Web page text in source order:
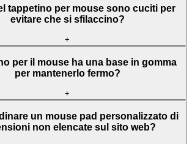
tappetino per mouse sono cuciti per
evitare che si sfilaccino?
+
per il mouse ha una base in gomma
per mantenerlo fermo?
+
un mouse pad personalizzato di
non elencate sul sito web?